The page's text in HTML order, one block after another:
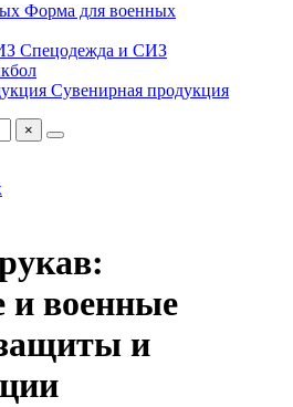
Форма для военных
Спецодежда и СИЗ
Сувенирная продукция
×
и военные
и